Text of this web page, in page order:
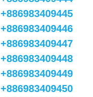
+886983409445
+886983409446
+886983409447
+886983409448
+886983409449
+886983409450